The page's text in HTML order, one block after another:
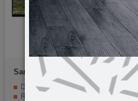
Samsung
LS32AM500NRXE
Dijagonala ekrana od 32 inča.
Rezolucija FullHD 1980 x 1020.